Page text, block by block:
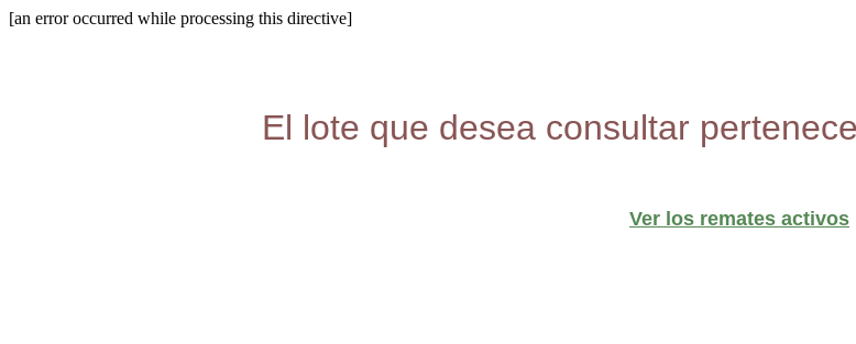
[an error occurred while processing this directive]
El lote que desea consultar
Ver los remates activos